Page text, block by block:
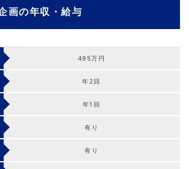
画の年収・給与
495万円
年2回
年1回
有り
有り